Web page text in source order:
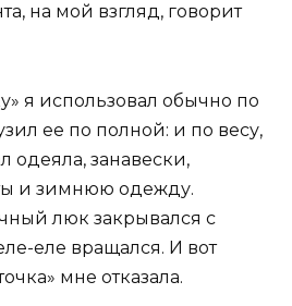
на мой взгляд, говорит
я использовал обычно по
ее по полной: и по весу,
одеяла, занавески,
и зимнюю одежду.
люк закрывался с
еле вращался. И вот
мне отказала.